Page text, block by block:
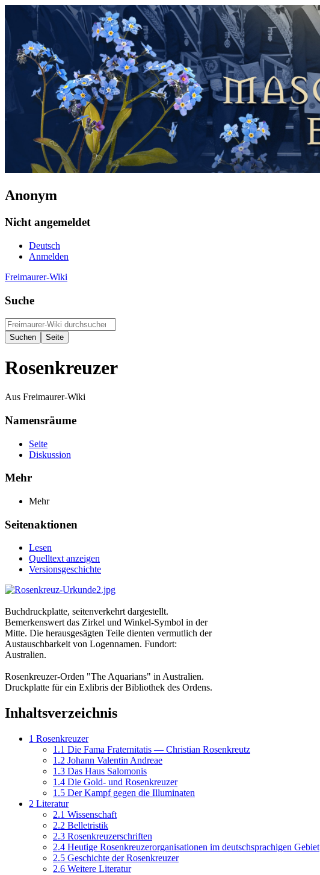
Anonym
Nicht angemeldet
Deutsch
Anmelden
Freimaurer-Wiki
Suche
Rosenkreuzer
Aus Freimaurer-Wiki
Namensräume
Seite
Diskussion
Mehr
Mehr
Seitenaktionen
Lesen
Quelltext anzeigen
Versionsgeschichte
Buchdruckplatte, seitenverkehrt dargestellt.
Bemerkenswert das Zirkel und Winkel-Symbol in der
Mitte. Die herausgesägten Teile dienten vermutlich der
Austauschbarkeit von Logennamen. Fundort:
Australien.
Rosenkreuzer-Orden "The Aquarians" in Australien.
Druckplatte für ein Exlibris der Bibliothek des Ordens.
Inhaltsverzeichnis
1 Rosenkreuzer
1.1 Die Fama Fraternitatis — Christian Rosenkreutz
1.2 Johann Valentin Andreae
1.3 Das Haus Salomonis
1.4 Die Gold- und Rosenkreuzer
1.5 Der Kampf gegen die Illuminaten
2 Literatur
2.1 Wissenschaft
2.2 Belletristik
2.3 Rosenkreuzerschriften
2.4 Heutige Rosenkreuzerorganisationen im deutschsprachigen Gebiet
2.5 Geschichte der Rosenkreuzer
2.6 Weitere Literatur